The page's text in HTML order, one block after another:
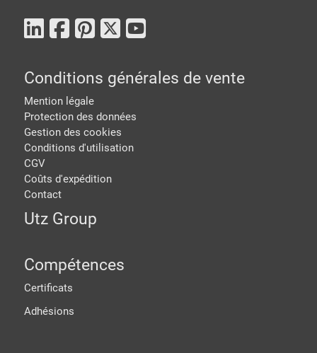
Conditions générales de vente
Mention légale
Protection des données
Gestion des cookies
Conditions d'utilisation
CGV
Coûts d'expédition
Contact
Utz Group
Compétences
Certificats
Adhésions